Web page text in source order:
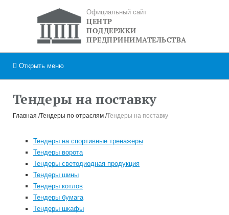
Официальный сайт
ЦЕНТР
ПОДДЕРЖКИ
ПРЕДПРИНИМАТЕЛЬСТВА
Открыть меню
Тендеры на поставку
Главная Тендеры по отраслям Тендеры на поставку
Тендеры на спортивные тренажеры
Тендеры ворота
Тендеры светодиодная продукция
Тендеры шины
Тендеры котлов
Тендеры бумага
Тендеры шкафы